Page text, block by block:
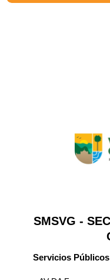
SMSVG -
Servicios